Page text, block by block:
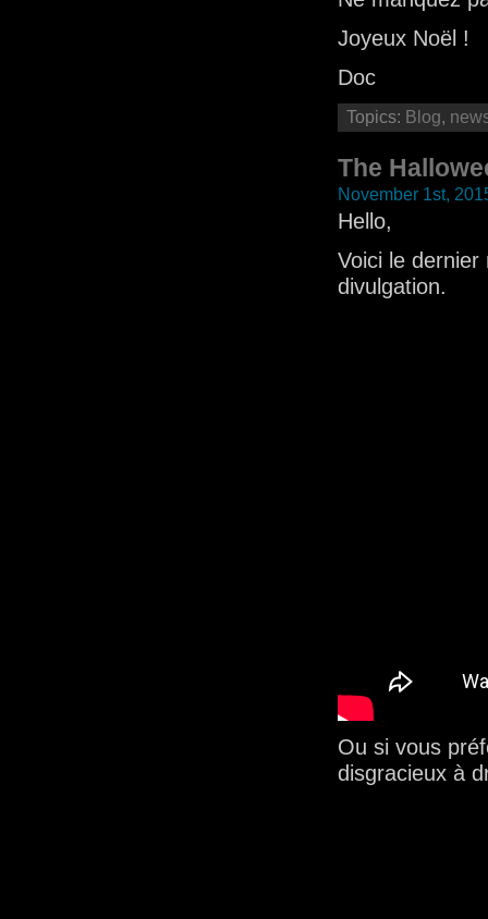
Joyeux Noël !
Doc
Topics: Blog,
The
November 1st,
Hello,
Voici le
divulgation.
Ou si vous
disgracieux à